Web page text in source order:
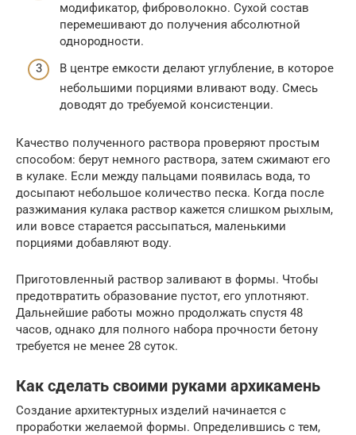
модификатор, фиброволокно. Сухой состав
перемешивают до получения абсолютной
однородности.
В центре емкости делают углубление, в которое
небольшими порциями вливают воду. Смесь
доводят до требуемой консистенции.
Качество полученного раствора проверяют простым
способом: берут немного раствора, затем сжимают его
в кулаке. Если между пальцами появилась вода, то
досыпают небольшое количество песка. Когда после
разжимания кулака раствор кажется слишком рыхлым,
или вовсе старается рассыпаться, маленькими
порциями добавляют воду.
Приготовленный раствор заливают в формы. Чтобы
предотвратить образование пустот, его уплотняют.
Дальнейшие работы можно продолжать спустя 48
часов, однако для полного набора прочности бетону
требуется не менее 28 суток.
Как сделать своими руками архикамень
Создание архитектурных изделий начинается с
проработки желаемой формы. Определившись с тем,